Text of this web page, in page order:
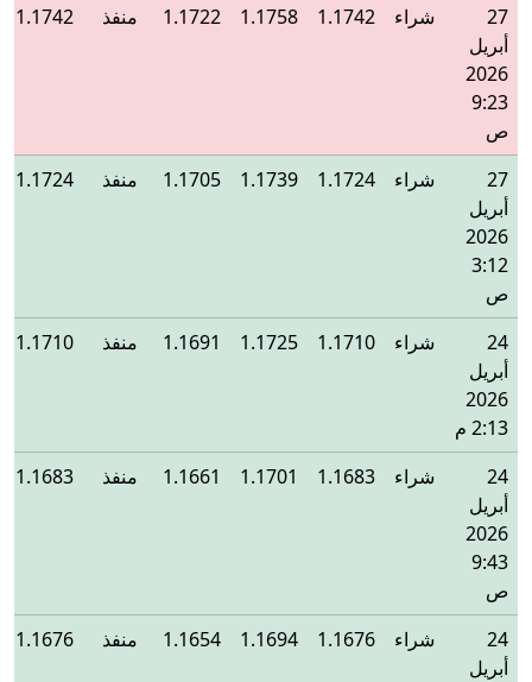
27
أبريل
2026
9:23
ص
شراء 1.1742
1.1758
1.1722 منفذ 1.1742
27
أبريل
2026
3:12
ص
شراء 1.1724
1.1739
1.1705 منفذ 1.1724
24
أبريل
2026
2:13 م
شراء 1.1710
1.1725
1.1691 منفذ 1.1710
24
أبريل
2026
9:43
ص
شراء 1.1683
1.1701
1.1661 منفذ 1.1683
24
أبريل
شراء 1.1676
1.1694
1.1654 منفذ 1.1676